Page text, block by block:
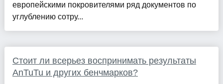
европейскими покровителями ряд документов по
углублению сотру...
Стоит ли всерьез воспринимать результаты
AnTuTu и других бенчмарков?